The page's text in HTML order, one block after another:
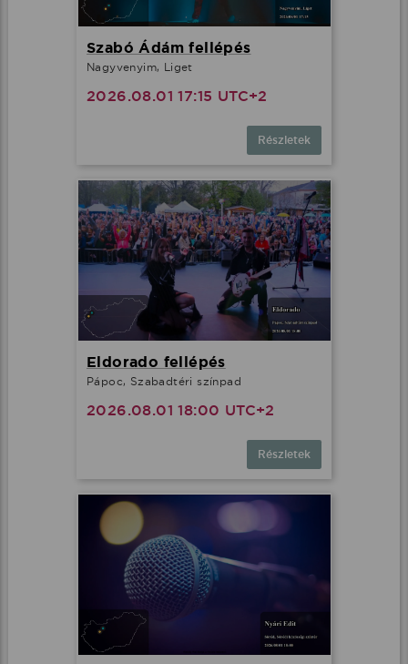
Szabó Ádám fellépés
Nagyvenyim, Liget
2026.08.01 17:15 UTC+2
Részletek
Eldorado fellépés
Pápoc, Szabadtéri színpad
2026.08.01 18:00 UTC+2
Részletek